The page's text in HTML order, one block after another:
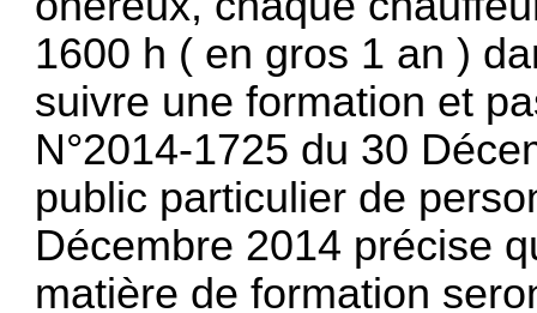
1600 h ( en gros 1 an )
suivre une formation et
N°2014-1725 du 30
public particulier de
Décembre 2014 précise
matière de formation